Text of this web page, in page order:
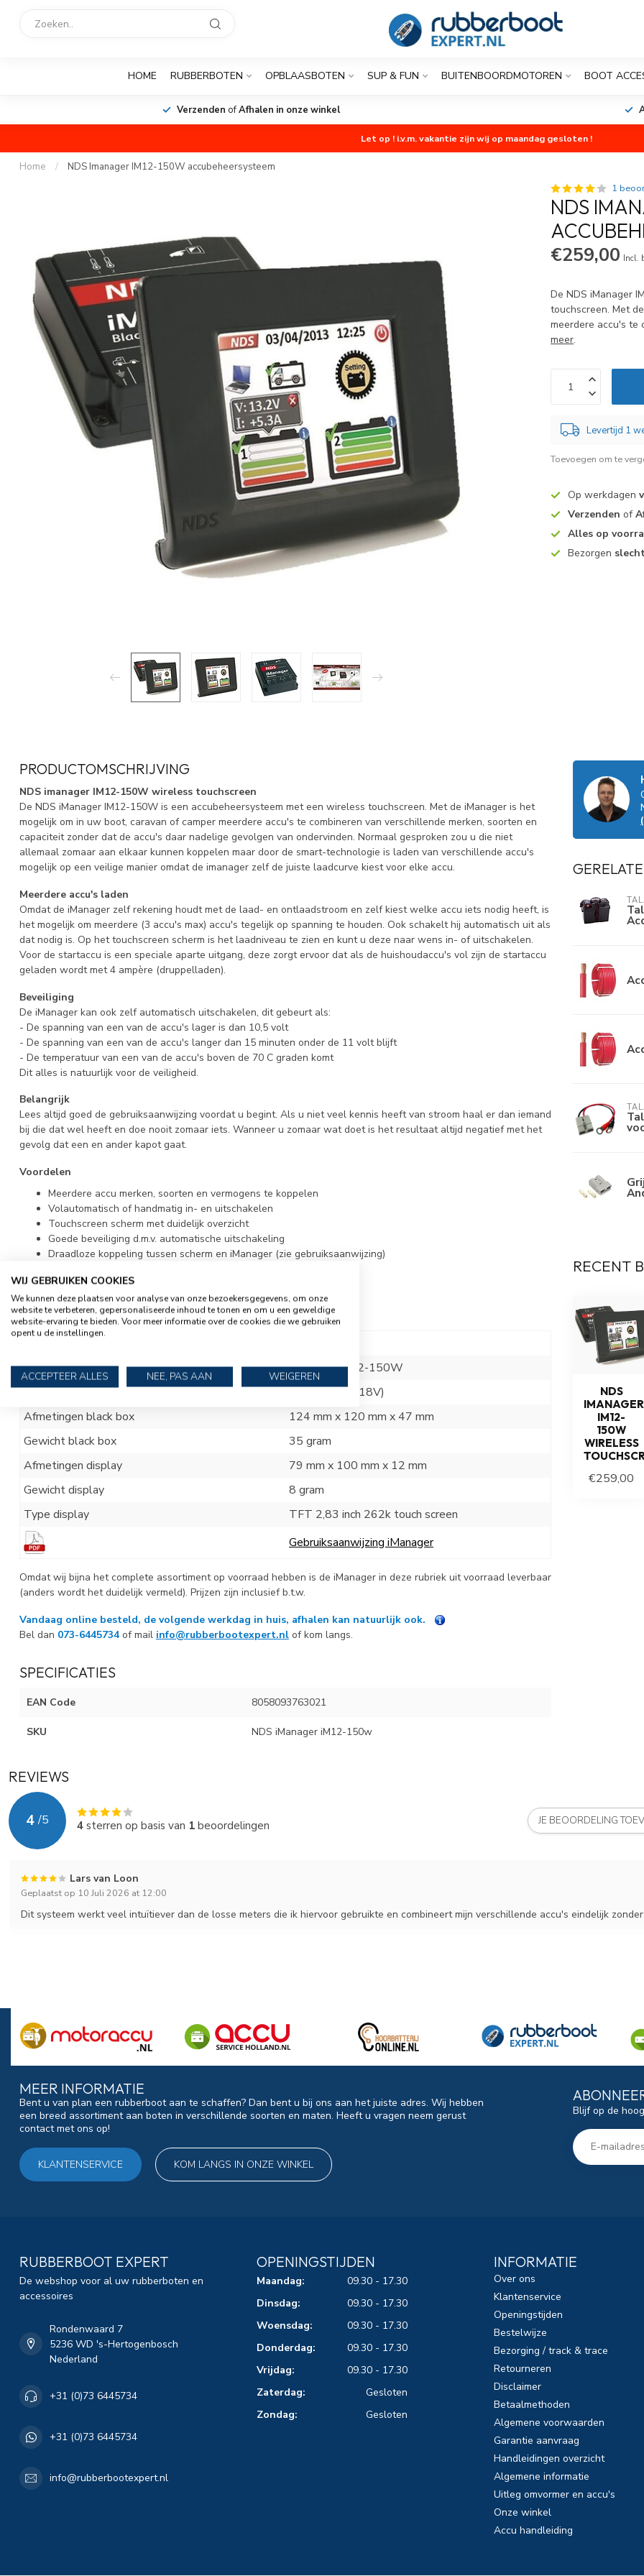
HOME RUBBERBOTEN OPBLAASBOTEN SUP & FUN BUITENBOORDMOTOREN BOOT
Verzenden ofAfhalen in onze winkel
Let op ! i.v.m. vakantie zijn wij op maandag gesloten !
Home / NDS Imanager IM12-150W accubeheersysteem
1
NDS
€259,00 Incl.
De NDS iManager
touchscreen. Met
meerdere accu's te
meer.
Levertijd 1
Toevoegen om te
Op werkdagen
Verzenden of
Alles op
Bezorgen
PRODUCTOMSCHRIJVING
NDS imanager IM12-150W wireless touchscreen
De NDS iManager IM12-150W is een accubeheersysteem met een wireless touchscreen. Met de iManager is het
mogelijk om in uw boot, caravan of camper meerdere accu's te combineren van verschillende merken, soorten en
capaciteit zonder dat de accu's daar nadelige gevolgen van ondervinden. Normaal gesproken zou u die niet
allemaal zomaar aan elkaar kunnen koppelen maar door de smart-technologie is laden van verschillende accu's
mogelijk op een veilige manier omdat de imanager zelf de juiste laadcurve kiest voor elke accu.
Meerdere accu's laden
Omdat de iManager zelf rekening houdt met de laad- en ontlaadstroom en zelf kiest welke accu iets nodig heeft, is
het mogelijk om meerdere (3 accu's max) accu's tegelijk op spanning te houden. Ook schakelt hij automatisch uit als
dat nodig is. Op het touchscreen scherm is het laadniveau te zien en kunt u deze naar wens in- of uitschakelen.
Voor de startaccu is een speciale aparte uitgang, deze zorgt ervoor dat als de huishoudaccu's vol zijn de startaccu
geladen wordt met 4 ampère (druppelladen).
Beveiliging
De iManager kan ook zelf automatisch uitschakelen, dit gebeurt als:
- De spanning van een van de accu's lager is dan 10,5 volt
- De spanning van een van de accu's langer dan 15 minuten onder de 11 volt blijft
- De temperatuur van een van de accu's boven de 70 C graden komt
Dit alles is natuurlijk voor de veiligheid.
Belangrijk
Lees altijd goed de gebruiksaanwijzing voordat u begint. Als u niet veel kennis heeft van stroom haal er dan iemand
bij die dat wel heeft en doe nooit zomaar iets. Wanneer u zomaar wat doet is het resultaat altijd negatief met het
gevolg dat een en ander kapot gaat.
Voordelen
Meerdere accu merken, soorten en vermogens te koppelen
Volautomatisch of handmatig in- en uitschakelen
Touchscreen scherm met duidelijk overzicht
Goede beveiliging d.m.v. automatische uitschakeling
Draadloze koppeling tussen scherm en iManager (zie gebruiksaanwijzing)
Accu's gaan langer mee door goed management
Specificaties iManager
Type
iManager iM12-150W
Nominale accuspanning
12 volt (9V - 18V)
Afmetingen black box
124 mm x 120 mm x 47 mm
Gewicht black box
35 gram
Afmetingen display
79 mm x 100 mm x 12 mm
Gewicht display
8 gram
Type display
TFT 2,83 inch 262k touch screen
Gebruiksaanwijzing iManager
Omdat wij bijna het complete assortiment op voorraad hebben is de iManager in deze rubriek uit voorraad leverbaar
(anders wordt het duidelijk vermeld). Prijzen zijn inclusief b.t.w.
Vandaag online besteld, de volgende werkdag in huis, afhalen kan natuurlijk ook.
Bel dan 073-6445734 of mail info@rubberbootexpert.nl of kom langs.
SPECIFICATIES
EAN Code 8058093763021
SKU NDS iManager iM12-150w
RECENT
NDS
IMANAGER
IM12-
150W
WIRELESS
€259,00
REVIEWS
4 /5 4sterren op basis van 1beoordelingen JE BEOORDELING
Lars van Loon
Geplaatst op 10 Juli 2026 at 12:00
Dit systeem werkt veel intuïtiever dan de losse meters die ik hiervoor gebruikte en combineert mijn verschillende accu's eindelijk
MEER INFORMATIE
Bent u van plan een rubberboot aan te schaffen? Dan bent u bij ons aan het juiste adres. Wij hebben
een breed assortiment aan boten in verschillende soorten en maten. Heeft u vragen neem gerust
contact met ons op!
KLANTENSERVICE KOM LANGS IN ONZE WINKEL
Blijf op de
RUBBERBOOT EXPERT
De webshop voor al uw rubberboten en
accessoires
Rondenwaard 7
5236 WD 's-Hertogenbosch
Nederland
+31 (0)73 6445734
+31 (0)73 6445734
info@rubberbootexpert.nl
OPENINGSTIJDEN
Maandag:
09.30 - 17.30
Dinsdag:
09.30 - 17.30
Woensdag:
09.30 - 17.30
Donderdag:
09.30 - 17.30
Vrijdag:
09.30 - 17.30
Zaterdag:
Gesloten
Zondag:
Gesloten
INFORMATIE
Over ons
Klantenservice
Openingstijden
Bestelwijze
Bezorging / track & trace
Retourneren
Disclaimer
Betaalmethoden
Algemene voorwaarden
Garantie aanvraag
Handleidingen overzicht
Algemene informatie
Uitleg omvormer en accu's
Onze winkel
Accu handleiding
WIJ GEBRUIKEN COOKIES
We kunnen deze plaatsen voor analyse van onze bezoekersgegevens, om onze
website te verbeteren, gepersonaliseerde inhoud te tonen en om u een geweldige
website-ervaring te bieden. Voor meer informatie over de cookies die we gebruiken
opent u de instellingen.
ACCEPTEER ALLES NEE, PAS AAN WEIGEREN